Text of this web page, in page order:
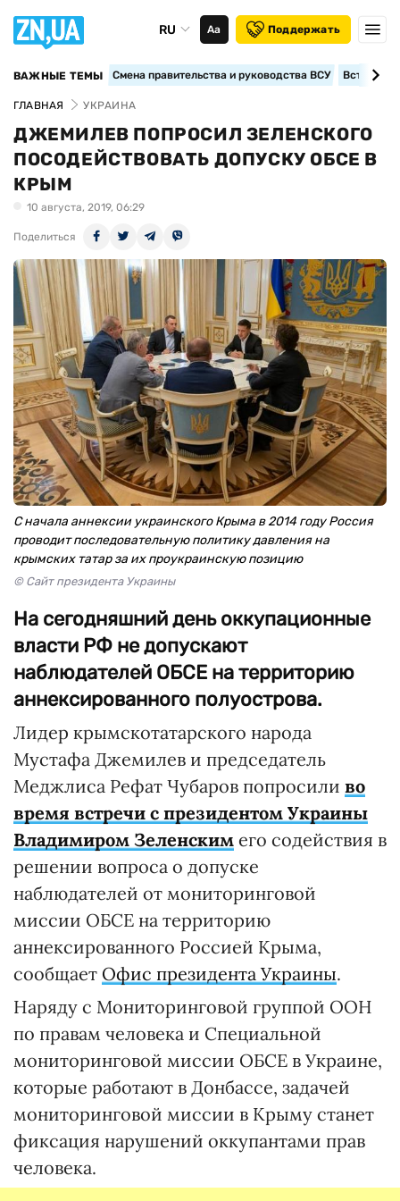
RU Аа Поддержать
ВАЖНЫЕ ТЕМЫ Смена правительства и руководства ВСУ
ГЛАВНАЯ УКРАИНА
ДЖЕМИЛЕВ ПОПРОСИЛ ЗЕЛЕНСКОГО
ПОСОДЕЙСТВОВАТЬ ДОПУСКУ ОБСЕ В
КРЫМ
10 августа, 2019, 06:29
Поделиться
С начала аннексии украинского Крыма в 2014 году Россия
проводит последовательную политику давления на
крымских татар за их проукраинскую позицию
© Сайт президента Украины
На сегодняшний день оккупационные
власти РФ не допускают
наблюдателей ОБСЕ на территорию
аннексированного полуострова.
Лидер крымскотатарского народа
Мустафа Джемилев и председатель
Меджлиса Рефат Чубаров попросили во
время встречи с президентом Украины
Владимиром Зеленским его содействия в
решении вопроса о допуске
наблюдателей от мониторинговой
миссии ОБСЕ на территорию
аннексированного Россией Крыма,
сообщает Офис президента Украины.
Наряду с Мониторинговой группой ООН
по правам человека и Специальной
мониторинговой миссии ОБСЕ в Украине,
которые работают в Донбассе, задачей
мониторинговой миссии в Крыму станет
фиксация нарушений оккупантами прав
человека.